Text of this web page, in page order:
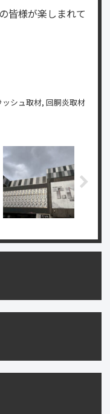
皆様が楽しまれて
シュ取材, 回胴炎取材